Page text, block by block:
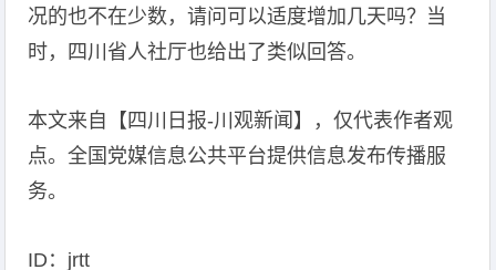
况的也不在少数，请问可以适度增加几天吗？当
时，四川省人社厅也给出了类似回答。
本文来自【四川日报-川观新闻】，仅代表作者观
点。全国党媒信息公共平台提供信息发布传播服
务。
ID：jrtt